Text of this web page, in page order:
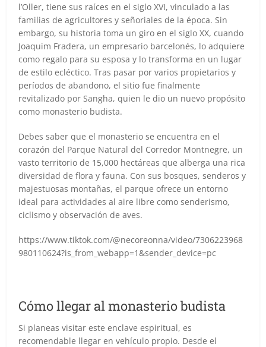
l’Oller, tiene sus raíces en el siglo XVI, vinculado a las
familias de agricultores y señoriales de la época. Sin
embargo, su historia toma un giro en el siglo XX, cuando
Joaquim Fradera, un empresario barcelonés, lo adquiere
como regalo para su esposa y lo transforma en un lugar
de estilo ecléctico. Tras pasar por varios propietarios y
períodos de abandono, el sitio fue finalmente
revitalizado por Sangha, quien le dio un nuevo propósito
como monasterio budista.
Debes saber que el monasterio se encuentra en el
corazón del Parque Natural del Corredor Montnegre, un
vasto territorio de 15,000 hectáreas que alberga una rica
diversidad de flora y fauna. Con sus bosques, senderos y
majestuosas montañas, el parque ofrece un entorno
ideal para actividades al aire libre como senderismo,
ciclismo y observación de aves.
https://www.tiktok.com/@necoreonna/video/7306223968
980110624?is_from_webapp=1&sender_device=pc
Cómo llegar al monasterio budista
Si planeas visitar este enclave espiritual, es
recomendable llegar en vehículo propio. Desde el